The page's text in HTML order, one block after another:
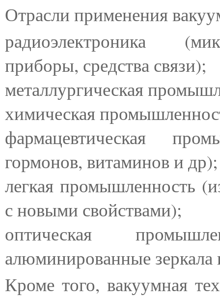
Отрасли применения
радиоэлектроника
приборы, средства связи);
металлургическая
химическая
фармацевтическая
гормонов, витаминов и др);
легкая промышленность
с новыми свойствами);
оптическая
алюминированные зеркала
Кроме того, вакуумная